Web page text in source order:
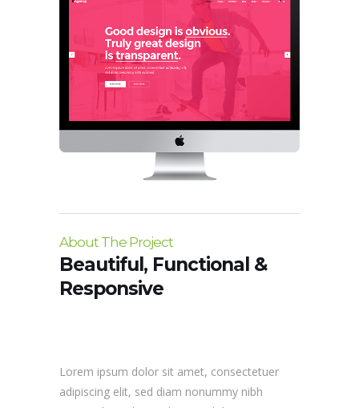
About The Project
Beautiful, Functional &
Responsive
Lorem ipsum dolor sit amet, consectetuer
adipiscing elit, sed diam nonummy nibh